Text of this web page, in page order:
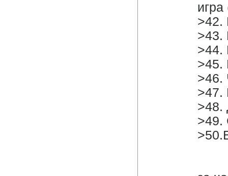
>42.
>43.
>44.
>45.
>46.
>47.
>48.
>49.